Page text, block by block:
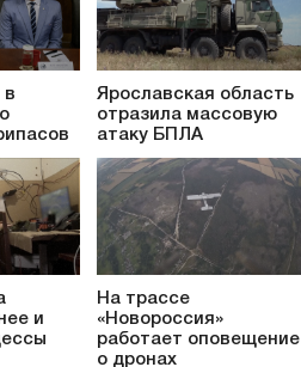
в
Ярославская область
отразила массовую
атаку БПЛА
и
На трассе
«Новороссия»
работает оповещение
о дронах